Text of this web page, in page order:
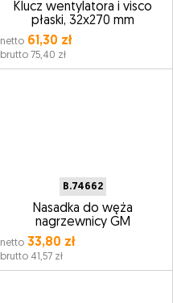
Klucz wentylatora i visco
płaski, 32x270 mm
netto61,30 zł
brutto 75,40 zł
B.74662
Nasadka do węża
nagrzewnicy GM
netto33,80 zł
brutto 41,57 zł